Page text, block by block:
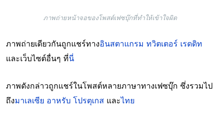
ภาพถ่ายหน้าจอของโพสต์เฟซบุ๊กที่ทำให้เข้าใจผิด
ภาพถ่ายเดียวกันถูกแชร์ทางอินสตาแกรม ทวิตเตอร์ เรดดิท
และเว็บไซต์อื่นๆ ที่นี่
ภาพดังกล่าวถูกแชร์ในโพสต์หลายภาษาทางเฟซบุ๊ก ซึ่งรวมไป
ถึงมาเลเซีย อาหรับ โปรตุเกส และไทย